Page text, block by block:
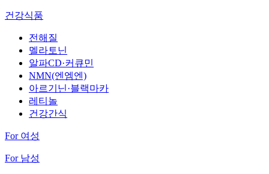
건강식품
전해질
멜라토닌
알파CD·커큐민
NMN(엔엠엔)
아르기닌·블랙마카
레티놀
건강간식
For 여성
For 남성